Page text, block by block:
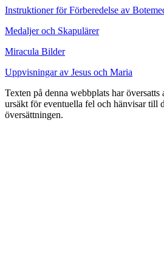
Instruktioner för Förberedelse av
Medaljer och Skapulärer
Miracula Bilder
Uppvisningar av Jesus och Maria
Texten på denna webbplats har
ursäkt för eventuella fel och hänvisar till
översättningen.